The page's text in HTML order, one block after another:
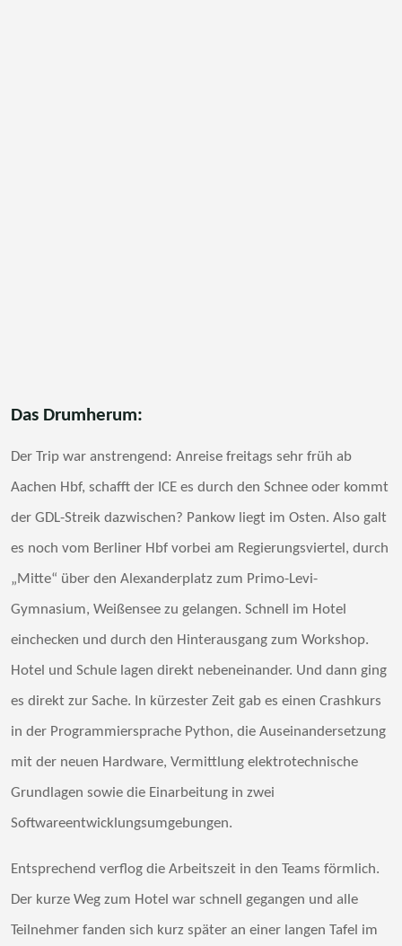
Das Drumherum:
Der Trip war anstrengend: Anreise freitags sehr früh ab
Aachen Hbf, schafft der ICE es durch den Schnee oder kommt
der GDL-Streik dazwischen? Pankow liegt im Osten. Also galt
es noch vom Berliner Hbf vorbei am Regierungsviertel, durch
„Mitte“ über den Alexanderplatz zum Primo-Levi-
Gymnasium, Weißensee zu gelangen. Schnell im Hotel
einchecken und durch den Hinterausgang zum Workshop.
Hotel und Schule lagen direkt nebeneinander. Und dann ging
es direkt zur Sache. In kürzester Zeit gab es einen Crashkurs
in der Programmiersprache Python, die Auseinandersetzung
mit der neuen Hardware, Vermittlung elektrotechnische
Grundlagen sowie die Einarbeitung in zwei
Softwareentwicklungsumgebungen.
Entsprechend verflog die Arbeitszeit in den Teams förmlich.
Der kurze Weg zum Hotel war schnell gegangen und alle
Teilnehmer fanden sich kurz später an einer langen Tafel im